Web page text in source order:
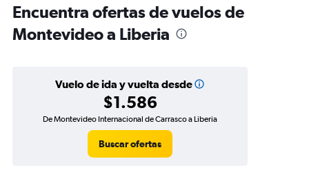
Encuentra ofertas de vuelos de
Montevideo a Liberia
Vuelo de ida y vuelta desde
$1.586
De Montevideo Internacional de Carrasco a Liberia
Buscar ofertas